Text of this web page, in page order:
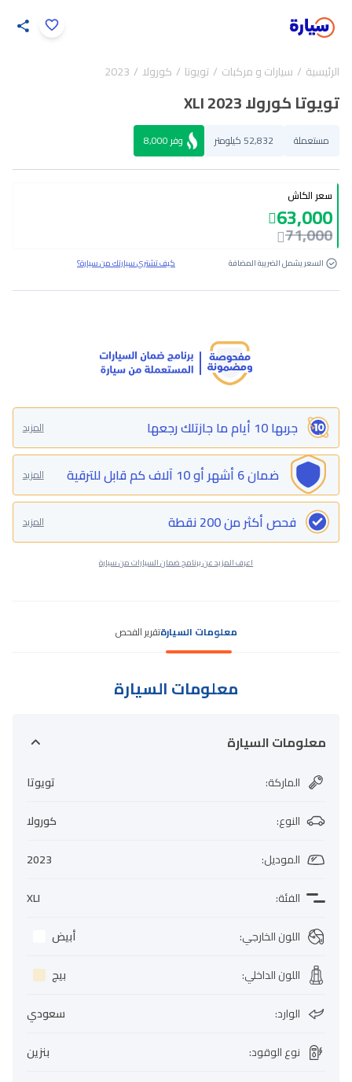
الرئيسية سيارات و مركبات تويوتا كورولا 2023
تويوتا كورولا XLI 2023
مستعملة 52,832 كيلومتر وفر8,000
سعر الكاش
63,000
71,000
السعر يشمل الضريبة المضافة كيف تشتري سيارتك من سيارة؟
جربها 10 أيام ما جازتلك رجعها المزيد
ضمان 6 أشهر أو 10 آلاف كم قابل للترقية المزيد
فحص أكثر من 200 نقطة المزيد
اعرف المزيد عن برنامج ضمان السيارات من سيارة
معلومات السيارةتقرير الفحص
معلومات السيارة
معلومات السيارة
الماركة:
تويوتا
النوع:
كورولا
الموديل:
2023
الفئة:
XLI
اللون الخارجي:
أبيض
اللون الداخلي:
بيج
الوارد:
سعودي
نوع الوقود:
بنزين